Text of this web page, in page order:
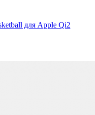
для Apple Qi2